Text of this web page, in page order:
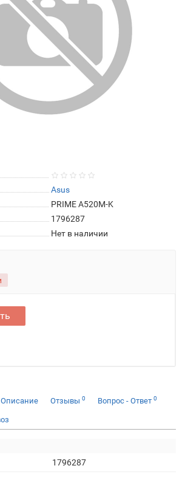
Asus
PRIME A520M-K
1796287
Нет в наличии
Описание Отзывы 0 Вопрос - Ответ 0
1796287